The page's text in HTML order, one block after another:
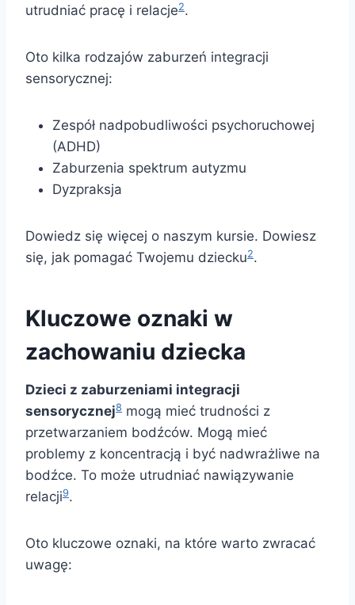
utrudniać pracę i relacje2.
Oto kilka rodzajów zaburzeń integracji
sensorycznej:
Zespół nadpobudliwości psychoruchowej
(ADHD)
Zaburzenia spektrum autyzmu
Dyzpraksja
Dowiedz się więcej o naszym kursie. Dowiesz
się, jak pomagać Twojemu dziecku2.
Kluczowe oznaki w
zachowaniu dziecka
Dzieci z zaburzeniami integracji
sensorycznej8 mogą mieć trudności z
przetwarzaniem bodźców. Mogą mieć
problemy z koncentracją i być nadwrażliwe na
bodźce. To może utrudniać nawiązywanie
relacji9.
Oto kluczowe oznaki, na które warto zwracać
uwagę: